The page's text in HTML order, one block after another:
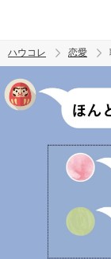
ハウコレ 恋愛